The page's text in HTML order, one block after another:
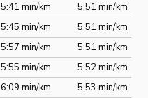
5:41 min/km
5:51 min/km
5:45 min/km
5:51 min/km
5:57 min/km
5:51 min/km
5:55 min/km
5:52 min/km
6:09 min/km
5:53 min/km